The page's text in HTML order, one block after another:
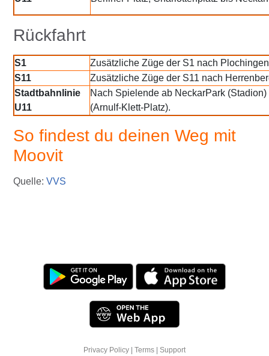
Rückfahrt
S1
Zusätzliche Züge der S1 nach
S11
Zusätzliche Züge der S11 nach
Stadtbahnlinie
U11
Nach Spielende ab NeckarPark
(Arnulf-Klett-Platz).
So findest du deinen Weg mit
Moovit
Quelle: VVS
Privacy Policy | Terms | Support